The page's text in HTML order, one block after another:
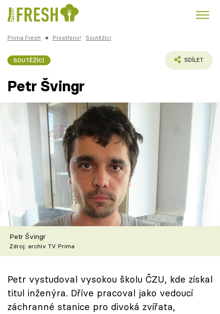
Česká kuchyně
Témata
Recepty
Články
TV Program
Škola vaření
Recepty z TV
Speciál: Cuketa
Těhotnej kuchař
Prima Fresh ■ Prostřeno! Soutěžící
SOUTĚŽÍCÍ SDÍLET
Petr Švingr
Petr Švingr
Zdroj: archiv TV Prima
Petr vystudoval vysokou školu ČZU, kde získal
titul inženýra. Dříve pracoval jako vedoucí
záchranné stanice pro divoká zvířata,